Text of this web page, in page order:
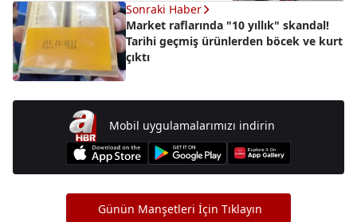
Sonraki Haber
Market raflarında "10 yıllık" skandal!
Tarihi geçmiş ürünlerden böcek ve kurt
çıktı
Mobil uygulamalarımızı indirin
Günün Manşetleri İçin Tıklayın